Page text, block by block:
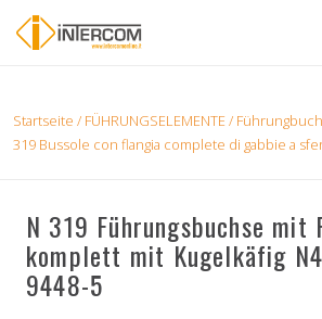
Startseite / FÜHRUNGSELEMENTE/
319 Bussole con flangia complete di gabbie a
N 319 Führungsbuchse mit
komplett mit Kugelkäfig
9448-5